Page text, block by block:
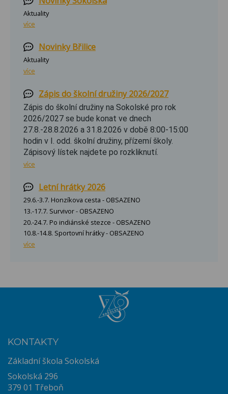
Aktuality
více
Novinky Břilice
Aktuality
více
Zápis do školní družiny 2026/2027
Zápis do školní družiny na Sokolské pro rok
2026/2027 se bude konat ve dnech
27.8.-28.8.2026 a 31.8.2026 v době 8:00-15:00
hodin v I. odd. školní družiny, přízemí školy.
Zápisový lístek najdete po rozkliknutí.
více
Letní hrátky 2026
29.6.-3.7. Honzíkova cesta - OBSAZENO
13.-17.7. Survivor - OBSAZENO
20.-24.7. Po indiánské stezce - OBSAZENO
10.8.-14.8. Sportovní hrátky - OBSAZENO
více
KONTAKTY
Základní škola Sokolská
Sokolská 296
379 01 Třeboň